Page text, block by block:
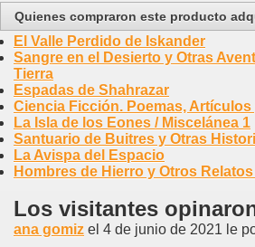
Quienes compraron este producto
El Valle Perdido de Iskander
Sangre en el Desierto y Otras
Tierra
Espadas de Shahrazar
Ciencia Ficción. Poemas,
La Isla de los Eones / Miscelánea 1
Santuario de Buitres y Otras
La Avispa del Espacio
Hombres de Hierro y Otros
Los visitantes
ana gomiz el 4 de junio de 2021 le